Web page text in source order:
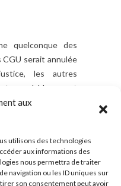
aux
utilisons des technologies
aux informations des
nous permettra de traiter
navigation ou les ID uniques sur
son consentement peut avoir
quelconque des
serait annulée
les autres
valables et
qu’une valeur
WHEE! a entendu